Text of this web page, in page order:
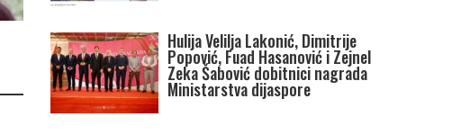
Hulija Velilja Lakonić, Dimitrije
Popović, Fuad Hasanović i Zejnel
Zeka Šabović dobitnici nagrada
Ministarstva dijaspore